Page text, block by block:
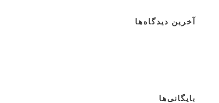
آخرین دیدگاه‌ها
بایگانی‌ها